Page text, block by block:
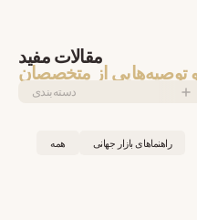
مقالات مفید
توصیه‌هایی از متخصصان
دسته‌بندی
همه راهنماهای بازار جهانی